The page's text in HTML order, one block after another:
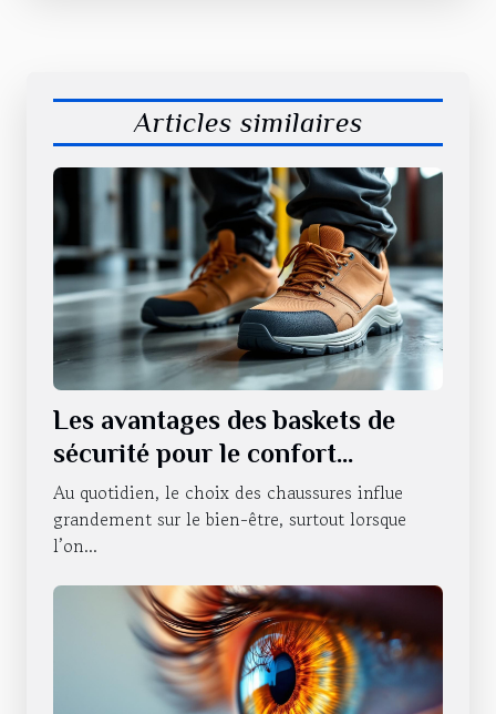
Articles similaires
Les avantages des baskets de
sécurité pour le confort
quotidien.
Au quotidien, le choix des chaussures influe
grandement sur le bien-être, surtout lorsque
l’on...